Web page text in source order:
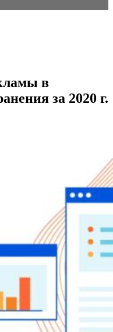
в
за 2020 г.